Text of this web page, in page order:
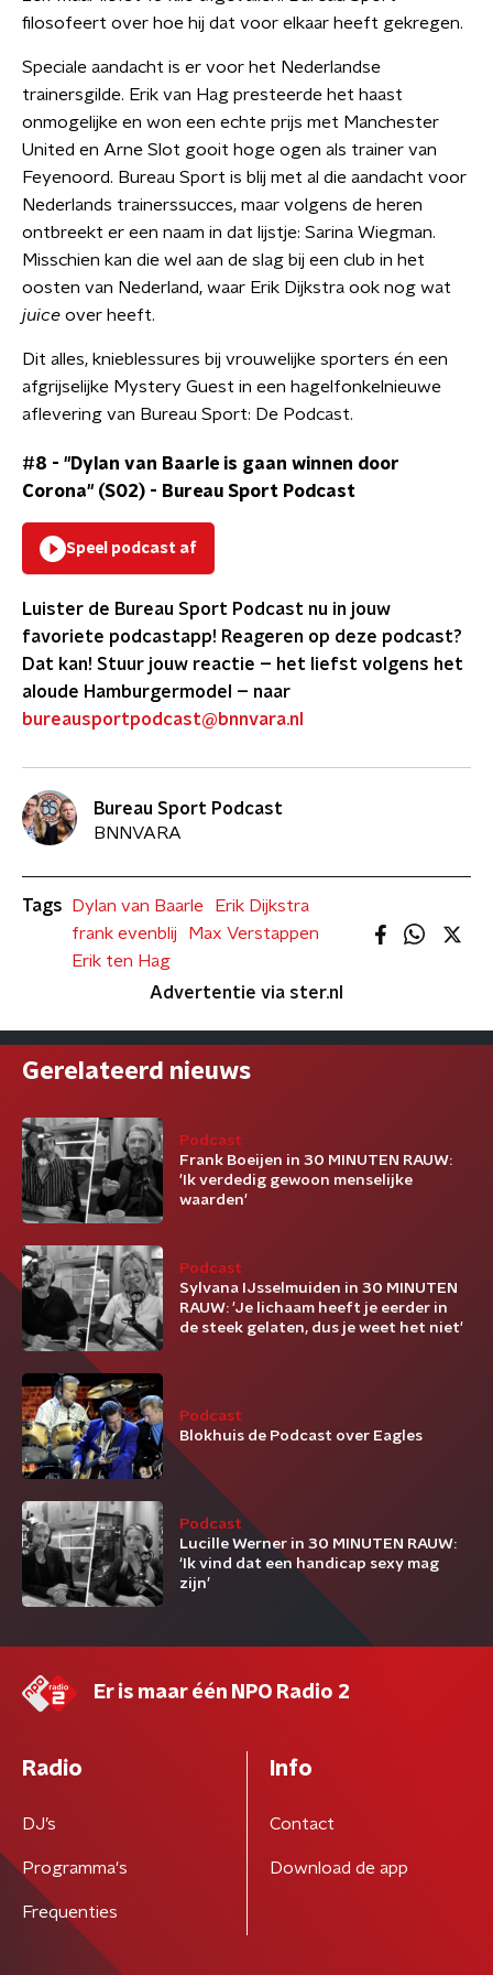
filosofeert over hoe hij dat voor elkaar heeft gekregen.
Speciale aandacht is er voor het Nederlandse
trainersgilde. Erik van Hag presteerde het haast
onmogelijke en won een echte prijs met Manchester
United en Arne Slot gooit hoge ogen als trainer van
Feyenoord. Bureau Sport is blij met al die aandacht voor
Nederlands trainerssucces, maar volgens de heren
ontbreekt er een naam in dat lijstje: Sarina Wiegman.
Misschien kan die wel aan de slag bij een club in het
oosten van Nederland, waar Erik Dijkstra ook nog wat
juice over heeft.
Dit alles, knieblessures bij vrouwelijke sporters én een
afgrijselijke Mystery Guest in een hagelfonkelnieuwe
aflevering van Bureau Sport: De Podcast.
#8 - "Dylan van Baarle is gaan winnen door
Corona" (S02) - Bureau Sport Podcast
Speel podcast af
Luister de Bureau Sport Podcast nu in jouw
favoriete podcastapp! Reageren op deze podcast?
Dat kan! Stuur jouw reactie – het liefst volgens het
aloude Hamburgermodel – naar
bureausportpodcast@bnnvara.nl
Bureau Sport Podcast
BNNVARA
Tags Dylan van Baarle
Erik Dijkstra
frank evenblij
Max Verstappen
Erik ten Hag
Advertentie via ster.nl
Gerelateerd nieuws
Podcast
Frank Boeijen in 30 MINUTEN RAUW:
'Ik verdedig gewoon menselijke
waarden'
Podcast
Sylvana IJsselmuiden in 30 MINUTEN
RAUW: 'Je lichaam heeft je eerder in
de steek gelaten, dus je weet het niet'
Podcast
Blokhuis de Podcast over Eagles
Podcast
Lucille Werner in 30 MINUTEN RAUW:
‘Ik vind dat een handicap sexy mag
zijn’
Er is maar één NPO Radio 2
Radio
DJ’s
Programma's
Frequenties
Info
Contact
Download de app